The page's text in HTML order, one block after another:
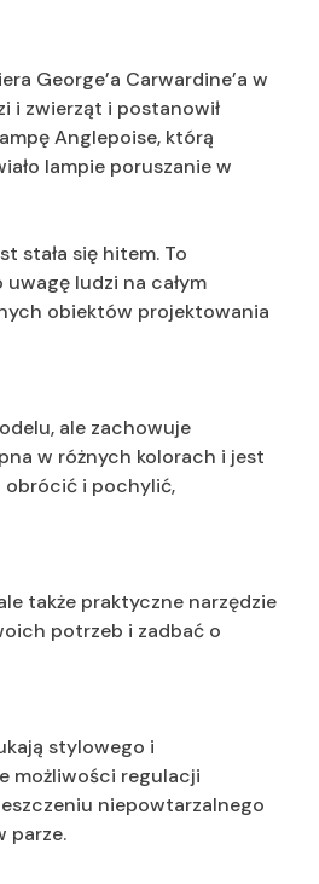
George’a Carwardine’a w
i zwierząt i postanowił
Anglepoise, którą
lampie poruszanie w
stała się hitem. To
ludzi na całym
obiektów projektowania
ale zachowuje
w różnych kolorach i jest
obrócić i pochylić,
także praktyczne narzędzie
potrzeb i zadbać o
stylowego i
możliwości regulacji
niepowtarzalnego
parze.